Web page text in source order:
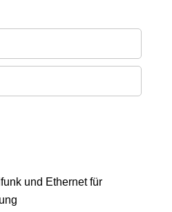
und Ethernet für